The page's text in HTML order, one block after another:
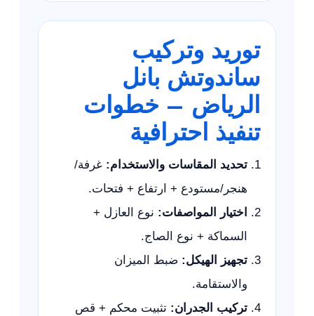
توريد وتركيب
ساندوتش بانل
الرياض – خطوات
تنفيذ احترافية
تحديد المقاسات والاستخدام: غرفة/
هنجر/مستودع + ارتفاع + فتحات.
اختيار المواصفات: نوع العازل +
السماكة + نوع الصاج.
تجهيز الهيكل: ضبط الميزان
والاستقامة.
تركيب الجدران: تثبيت محكم + قص